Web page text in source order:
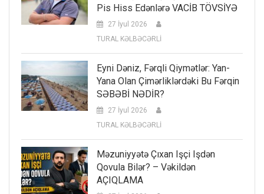
Pis Hiss Edənlərə VACİB TÖVSİYƏ
27 İyul 2026
TURAL KƏLBƏCƏRLİ
Eyni Dəniz, Fərqli Qiymətlər: Yan-
Yana Olan Çimərliklərdəki Bu Fərqin
SƏBƏBİ NƏDİR?
27 İyul 2026
TURAL KƏLBƏCƏRLİ
Məzuniyyətə Çıxan Işçi Işdən
Qovula Bilər? – Vəkildən
AÇIQLAMA